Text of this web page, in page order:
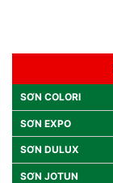
SƠN COLORI
SƠN EXPO
SƠN DULUX
SƠN JOTUN